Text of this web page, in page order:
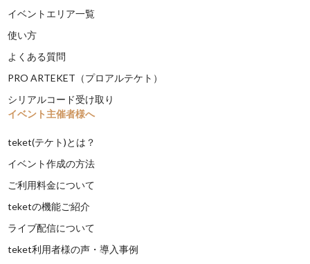
イベントエリア一覧
使い方
よくある質問
PRO ARTEKET（プロアルテケト）
シリアルコード受け取り
イベント主催者様へ
teket(テケト)とは？
イベント作成の方法
ご利用料金について
teketの機能ご紹介
ライブ配信について
teket利用者様の声・導入事例